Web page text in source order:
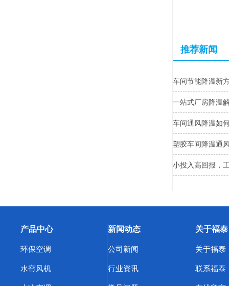
推荐新闻
车间节能降温新
一站式厂房降温
车间通风降温如
塑胶车间降温通
小投入高回报，
产品中心
环保空调
水帘风机
新闻动态
公司新闻
行业资讯
关于福泰
关于福泰
联系福泰